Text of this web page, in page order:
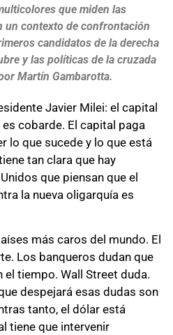
que miden las
un contexto de confrontación
candidatos de la derecha
y las políticas de la cruzada
Martín Gambarotta.
Javier Milei: el capital
cobarde. El capital paga
lo que sucede y lo que está
tan clara que hay
que piensan que el
la nueva oligarquía es
más caros del mundo. El
Los banqueros dudan que
tiempo. Wall Street duda.
despejará esas dudas son
tanto, el dólar está
tiene que intervenir